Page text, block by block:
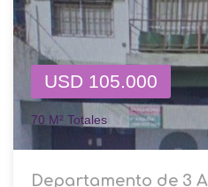
USD 105.000
70 M² Totales
Departamento de 3